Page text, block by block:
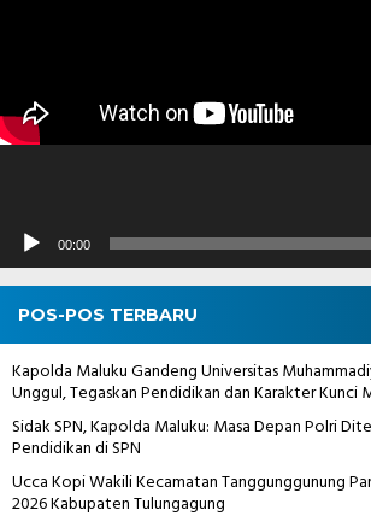
00:00
POS-POS TERBARU
Kapolda Maluku Gandeng Universitas
Unggul, Tegaskan Pendidikan dan Karakter Kunci
Sidak SPN, Kapolda Maluku: Masa Depan Polri
Pendidikan di SPN
Ucca Kopi Wakili Kecamatan Tanggunggunung
2026 Kabupaten Tulungagung